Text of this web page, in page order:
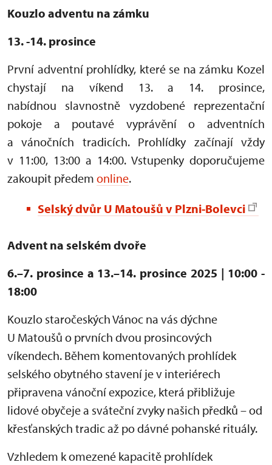
Kouzlo adventu na zámku
13. -14. prosince
První adventní prohlídky, které se na zámku Kozel
chystají na víkend 13. a 14. prosince,
nabídnou slavnostně vyzdobené reprezentační
pokoje a poutavé vyprávění o adventních
a vánočních tradicích. Prohlídky začínají vždy
v 11:00, 13:00 a 14:00. Vstupenky doporučujeme
zakoupit předem online.
Selský dvůr U Matoušů v Plzni-Bolevci
Advent na selském dvoře
6.–7. prosince a 13.–14. prosince 2025 | 10:00 -
18:00
Kouzlo staročeských Vánoc na vás dýchne
U Matoušů o prvních dvou prosincových
víkendech. Během komentovaných prohlídek
selského obytného stavení je v interiérech
připravena vánoční expozice, která přibližuje
lidové obyčeje a sváteční zvyky našich předků – od
křesťanských tradic až po dávné pohanské rituály.
Vzhledem k omezené kapacitě prohlídek